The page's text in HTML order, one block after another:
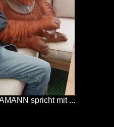
spricht mit ...